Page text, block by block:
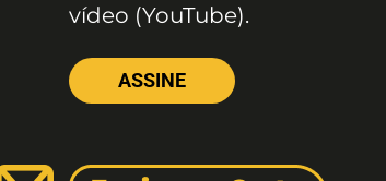
vídeo (YouTube).
ASSINE